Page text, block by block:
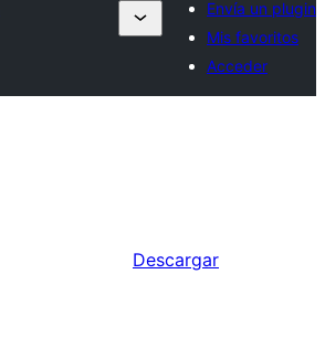
Envía un plugin
Mis favoritos
Acceder
Descargar